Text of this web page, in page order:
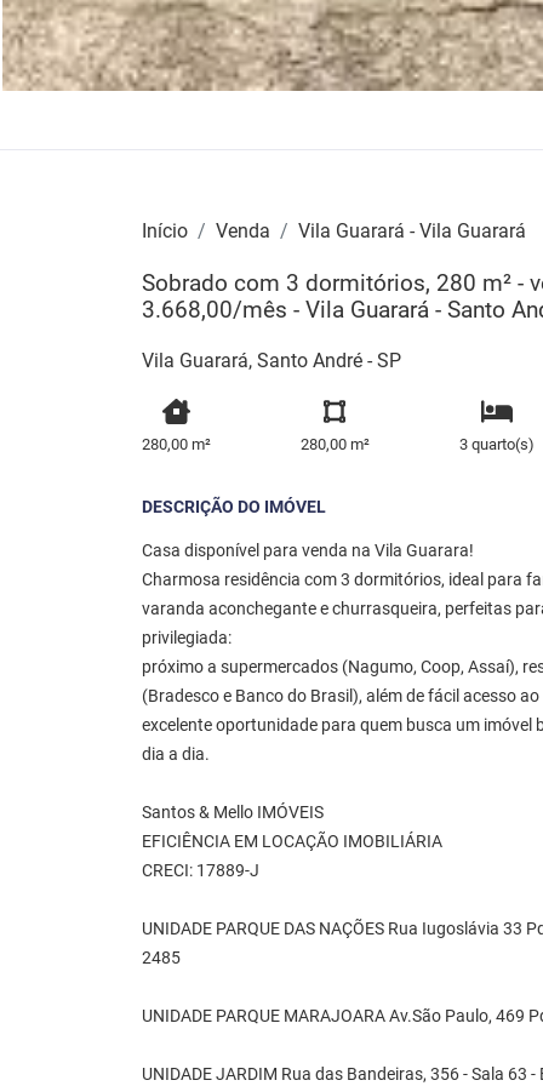
Início Venda Vila Guarará - Vila Guarará
Sobrado com 3 dormitórios, 280 m² -
3.668,00/mês - Vila Guarará - Santo
Vila Guarará, Santo André - SP
280,00 m² 280,00 m² 3 quarto(s)
DESCRIÇÃO DO IMÓVEL
Casa disponível para venda na Vila Guarara!
Charmosa residência com 3 dormitórios, ideal para
varanda aconchegante e churrasqueira, perfeitas
privilegiada:
próximo a supermercados (Nagumo, Coop, Assaí),
(Bradesco e Banco do Brasil), além de fácil acesso
excelente oportunidade para quem busca um
dia a dia.
Santos & Mello IMÓVEIS
EFICIÊNCIA EM LOCAÇÃO IMOBILIÁRIA
CRECI: 17889-J
UNIDADE PARQUE DAS NAÇÕES Rua Iugoslávia
2485
UNIDADE PARQUE MARAJOARA Av.São Paulo,
UNIDADE JARDIM Rua das Bandeiras, 356 - Sala